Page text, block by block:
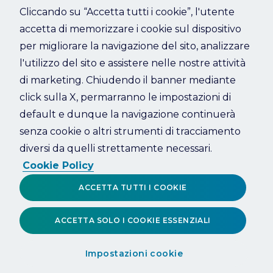
Refresh
Cliccando su “Accetta tutti i cookie”, l'utente
accetta di memorizzare i cookie sul dispositivo
per migliorare la navigazione del sito, analizzare
l'utilizzo del sito e assistere nelle nostre attività
di marketing. Chiudendo il banner mediante
click sulla X, permarranno le impostazioni di
default e dunque la navigazione continuerà
senza cookie o altri strumenti di tracciamento
diversi da quelli strettamente necessari.
Cookie Policy
Impostazioni cookie
ACCETTA SOLO I COOKIE ESSENZIALI
ACCETTA TUTTI I COOKIE